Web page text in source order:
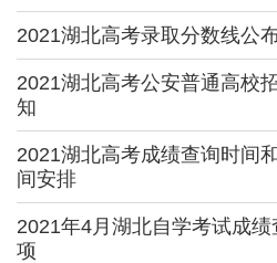
2021湖北高考录取分数线公
2021湖北高考公安普通高校
知
2021湖北高考成绩查询时间
间安排
2021年4月湖北自学考试成
项